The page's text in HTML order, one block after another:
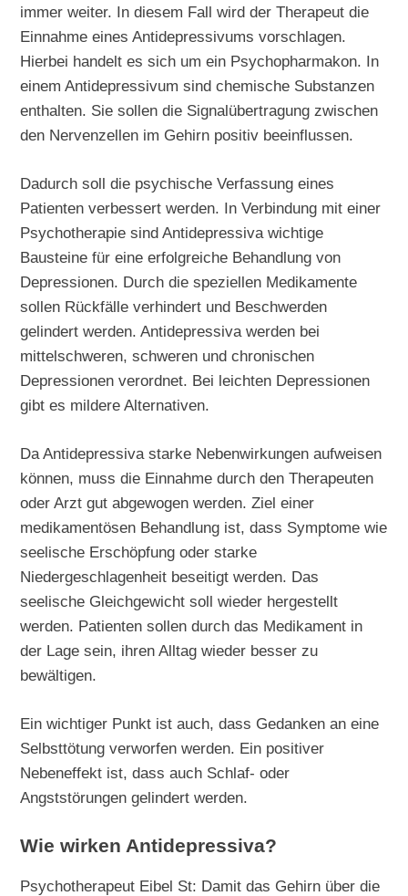
immer weiter. In diesem Fall wird der Therapeut die
Einnahme eines Antidepressivums vorschlagen.
Hierbei handelt es sich um ein Psychopharmakon. In
einem Antidepressivum sind chemische Substanzen
enthalten. Sie sollen die Signalübertragung zwischen
den Nervenzellen im Gehirn positiv beeinflussen.
Dadurch soll die psychische Verfassung eines
Patienten verbessert werden. In Verbindung mit einer
Psychotherapie sind Antidepressiva wichtige
Bausteine für eine erfolgreiche Behandlung von
Depressionen. Durch die speziellen Medikamente
sollen Rückfälle verhindert und Beschwerden
gelindert werden. Antidepressiva werden bei
mittelschweren, schweren und chronischen
Depressionen verordnet. Bei leichten Depressionen
gibt es mildere Alternativen.
Da Antidepressiva starke Nebenwirkungen aufweisen
können, muss die Einnahme durch den Therapeuten
oder Arzt gut abgewogen werden. Ziel einer
medikamentösen Behandlung ist, dass Symptome wie
seelische Erschöpfung oder starke
Niedergeschlagenheit beseitigt werden. Das
seelische Gleichgewicht soll wieder hergestellt
werden. Patienten sollen durch das Medikament in
der Lage sein, ihren Alltag wieder besser zu
bewältigen.
Ein wichtiger Punkt ist auch, dass Gedanken an eine
Selbsttötung verworfen werden. Ein positiver
Nebeneffekt ist, dass auch Schlaf- oder
Angststörungen gelindert werden.
Wie wirken Antidepressiva?
Psychotherapeut Eibel St: Damit das Gehirn über die